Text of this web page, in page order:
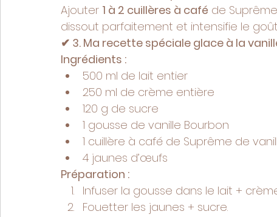
Ajouter 1 à 2 cuillères à café de
dissout parfaitement et intensifie le
✔ 3. Ma recette spéciale glace à la
Ingrédients :
500 ml de lait entier
250 ml de crème entière
120 g de sucre
1 gousse de vanille Bourbon
1 cuillère à café de Suprême de
4 jaunes d’œufs
Préparation :
Infuser la gousse dans le lait +
Fouetter les jaunes + sucre.